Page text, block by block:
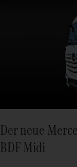
Der neue
BDF Midi